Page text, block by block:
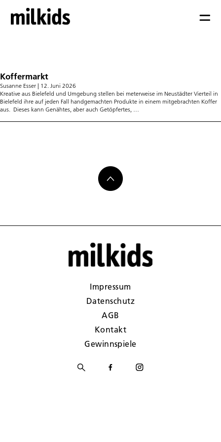
Koffermarkt
Susanne Esser | 12. Juni 2026
Kreative aus Bielefeld und Umgebung stellen bei meterweise im Neustädter Vierteil in
Bielefeld ihre auf jeden Fall handgemachten Produkte in einem mitgebrachten Koffer
aus. Dieses kann Genähtes, aber auch Getöpfertes,
Impressum
Datenschutz
AGB
Kontakt
Gewinnspiele